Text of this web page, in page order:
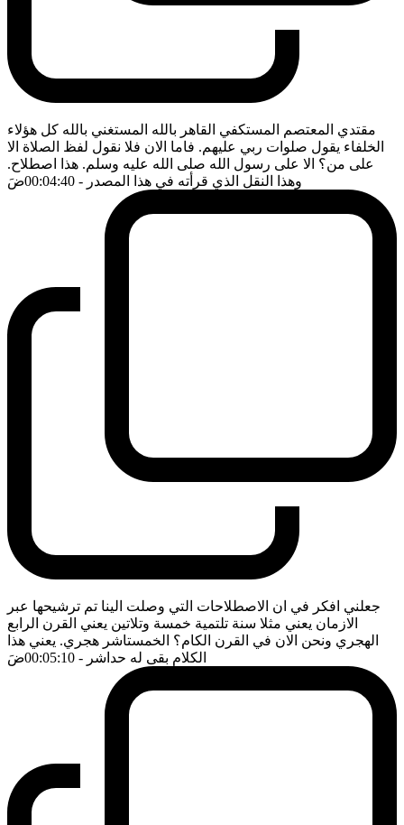
مقتدي المعتصم المستكفي القاهر بالله المستغني بالله كل هؤلاء
الخلفاء يقول صلوات ربي عليهم. فاما الان فلا نقول لفظ الصلاة الا
على من؟ الا على رسول الله صلى الله عليه وسلم. هذا اصطلاح.
وهذا النقل الذي قرأته في هذا المصدر - 00:04:40 ضَ
جعلني افكر في ان الاصطلاحات التي وصلت الينا تم ترشيحها عبر
الازمان يعني مثلا سنة تلتمية خمسة وتلاتين يعني القرن الرابع
الهجري ونحن الان في القرن الكام؟ الخمستاشر هجري. يعني هذا
الكلام بقى له حداشر - 00:05:10 ضَ